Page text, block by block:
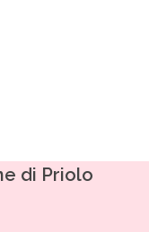
di Priolo